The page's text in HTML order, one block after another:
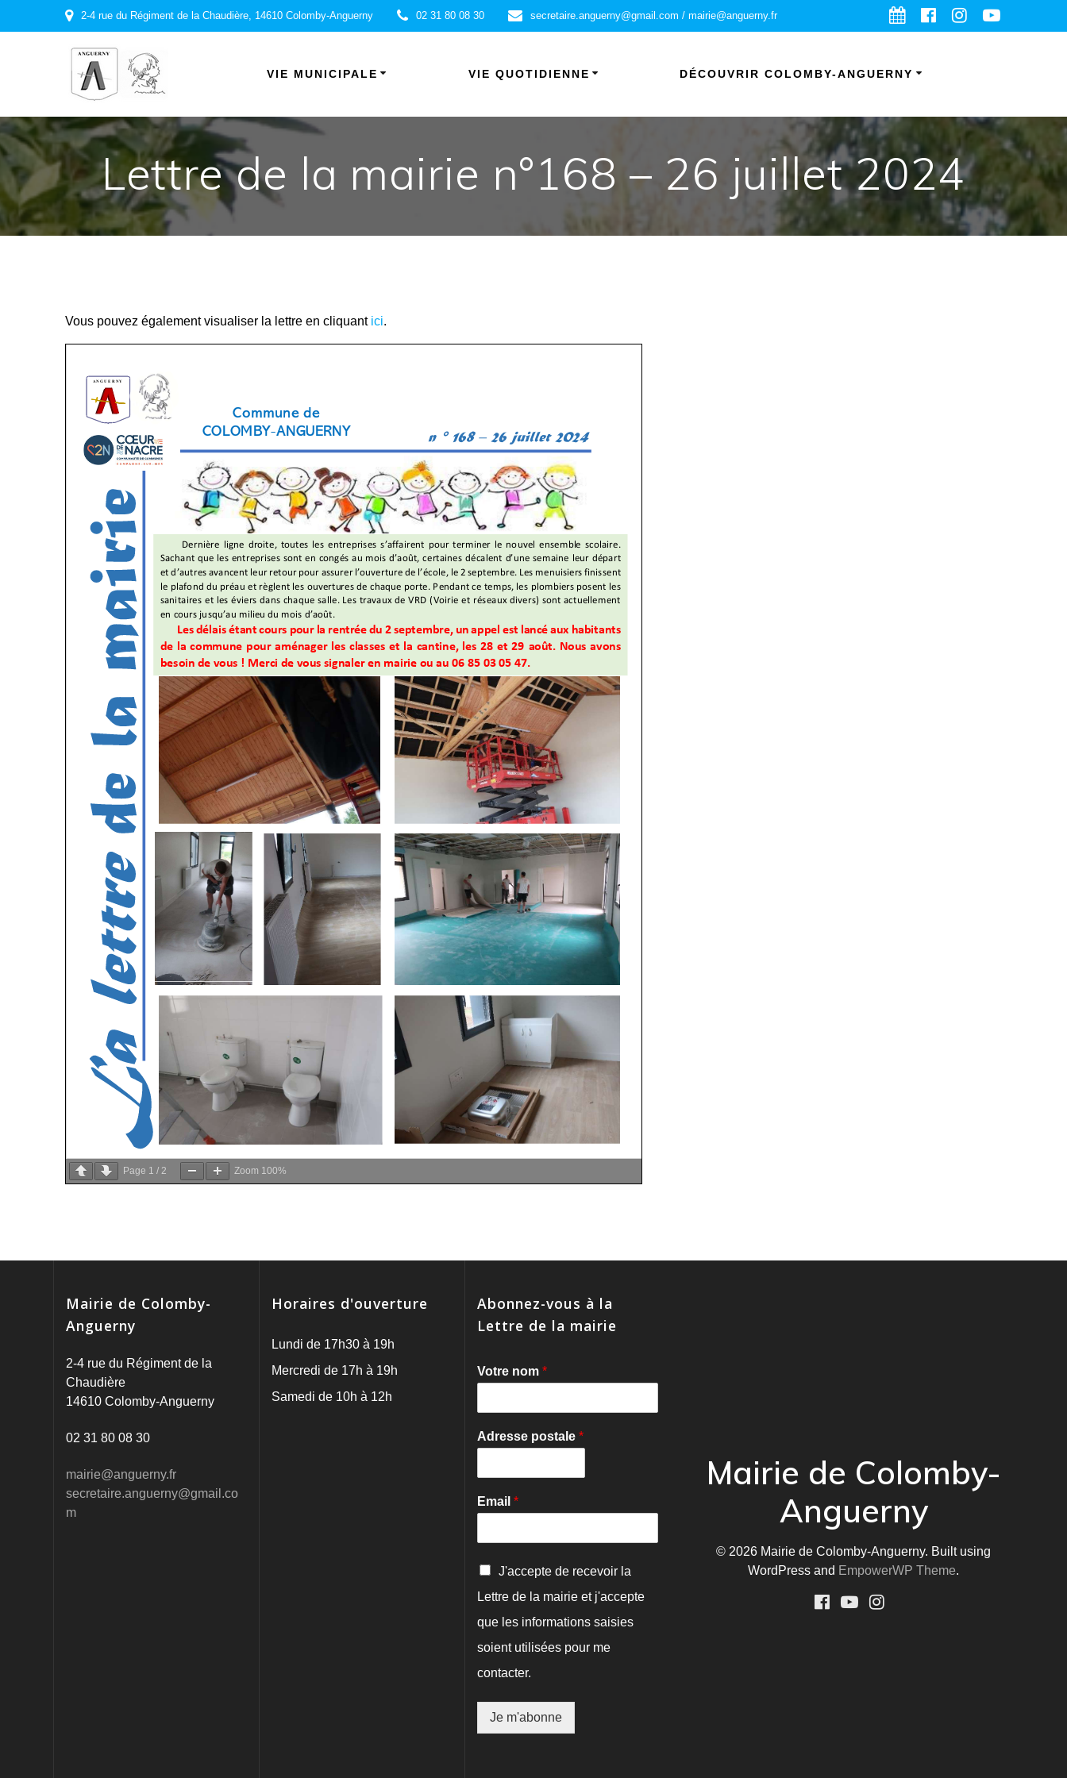
2-4 rue du Régiment de la Chaudière, 14610 Colomby-Anguerny 02 31 80 08 30 secretaire.anguerny@gmail.com / mairie@anguerny.fr
VIE MUNICIPALE VIE QUOTIDIENNE DÉCOUVRIR COLOMBY-ANGUERNY
Lettre de la mairie n°168 – 26 juillet 2024
Vous pouvez également visualiser la lettre en cliquant ici.
Page 1 / 2 Zoom 100%
Mairie de Colomby-
Anguerny
2-4 rue du Régiment de la
Chaudière
14610 Colomby-Anguerny
02 31 80 08 30
mairie@anguerny.fr
secretaire.anguerny@gmail.co
m
Horaires d'ouverture
Lundi de 17h30 à 19h
Mercredi de 17h à 19h
Samedi de 10h à 12h
Abonnez-vous à la
Lettre de la mairie
Votre nom *
Adresse postale *
Email *
C
n
i
r
a
J'accepte de recevoir la
Lettre de la mairie et j'accepte
que les informations saisies
soient utilisées pour me
contacter.
Je m'abonne
Mairie de Colomby-
Anguerny
© 2026 Mairie de Colomby-Anguerny. Built using
WordPress and EmpowerWP Theme.